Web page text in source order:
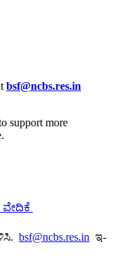
bsf@ncbs.res.in
support more
bsf@ncbs.res.in ಇ-